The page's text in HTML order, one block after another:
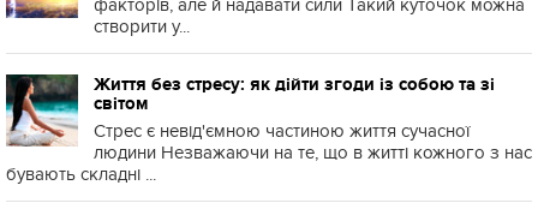
факторів, але й надавати сили Такий куточок можна
створити у...
Життя без стресу: як дійти згоди із собою та зі
світом
Стрес є невід'ємною частиною життя сучасної
людини Незважаючи на те, що в житті кожного з нас
бувають складні ...